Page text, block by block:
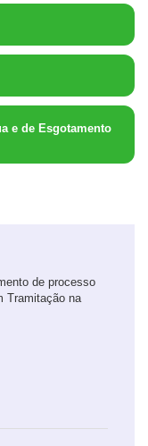
e de Esgotamento
de processo
Tramitação na